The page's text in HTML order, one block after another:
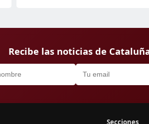
Recibe las noticias de
Secciones